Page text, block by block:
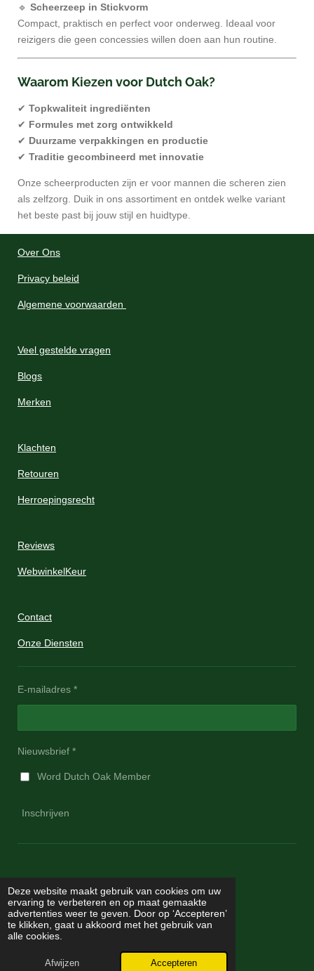
Deze website maakt gebruik van cookies om uw
ervaring te verbeteren en op maat gemaakte
advertenties weer te geven. Door op ‘Accepteren’
te klikken, gaat u akkoord met het gebruik van
alle cookies.
Afwijzen Accepteren
🔹 Scheerzeep in Stickvorm
Compact, praktisch en perfect voor onderweg. Ideaal voor
reizigers die geen concessies willen doen aan hun routine.
Waarom Kiezen voor Dutch Oak?
✔ Topkwaliteit ingrediënten
✔ Formules met zorg ontwikkeld
✔ Duurzame verpakkingen en productie
✔ Traditie gecombineerd met innovatie
Onze scheerproducten zijn er voor mannen die scheren zien
als zelfzorg. Duik in ons assortiment en ontdek welke variant
het beste past bij jouw stijl en huidtype.
Over Ons
Privacy beleid
Algemene voorwaarden
Veel gestelde vragen
Blogs
Merken
Klachten
Retouren
Herroepingsrecht
Reviews
WebwinkelKeur
Contact
Onze Diensten
E-mailadres *
Nieuwsbrief *
Word Dutch Oak Member
Inschrijven
I
F
e
© 2024 - 2026 Dutch Oak
Powered byJouwWeb